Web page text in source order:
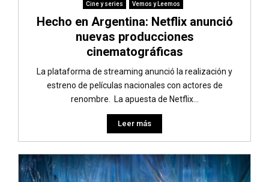
Cine y series Vemos y Leemos
Hecho en Argentina: Netflix anunció
nuevas producciones
cinematográficas
La plataforma de streaming anunció la realización y
estreno de películas nacionales con actores de
renombre. La apuesta de Netflix...
Leer más